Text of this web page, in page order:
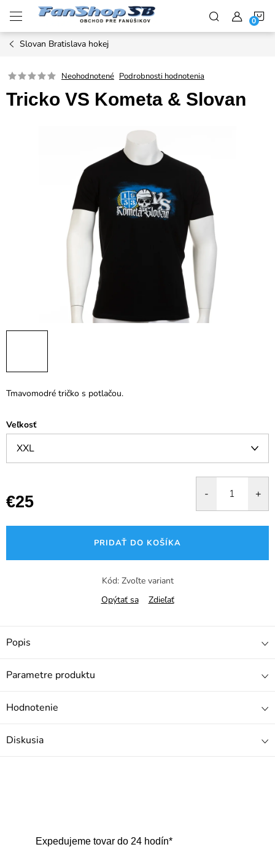
obsah
Slovan Bratislava hokej
Neohodnotené Podrobnosti hodnotenia
Tricko VS Kometa & Slovan
Tmavomodré tričko s potlačou.
Veľkosť
€25
cena:
PRIDAŤ DO KOŠÍKA
Kód: Zvoľte variant
Opýtať sa
Zdieľať
Popis
Parametre produktu
Hodnotenie
Diskusia
Expedujeme tovar do 24 hodín*